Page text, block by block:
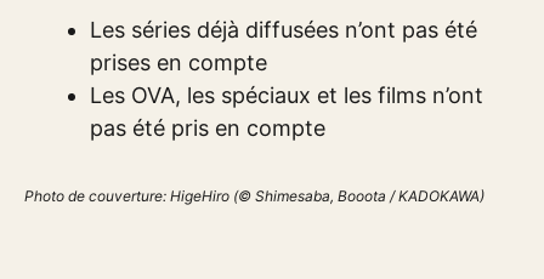
Les séries déjà diffusées n’ont pas été
prises en compte
Les OVA, les spéciaux et les films n’ont
pas été pris en compte
Photo de couverture: HigeHiro (© Shimesaba, Booota / KADOKAWA)